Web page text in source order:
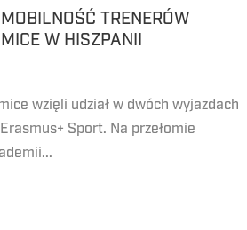
TRENERÓW
W HISZPANII
wzięli udział w dwóch wyjazdach
Sport. Na przełomie